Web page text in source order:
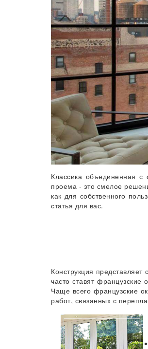
Классика объединенная с
проема - это смелое
как для собственного
статья для вас.
Конструкция
часто ставят
Чаще всего французские
работ, связанных с